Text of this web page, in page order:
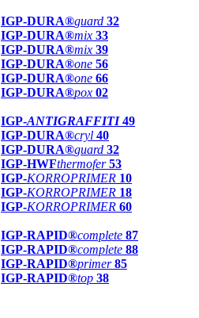
IGP-DURA®guard 32
IGP-DURA®mix 33
IGP-DURA®mix 39
IGP-DURA®one 56
IGP-DURA®one 66
IGP-DURA®pox 02
IGP-ANTIGRAFFITI49
IGP-DURA®cryl 40
IGP-DURA®guard 32
IGP-HWFthermofer 53
IGP-KORROPRIMER 10
IGP-KORROPRIMER 18
IGP-KORROPRIMER 60
IGP-RAPID®complete 87
IGP-RAPID®complete 88
IGP-RAPID®primer 85
IGP-RAPID®top 38